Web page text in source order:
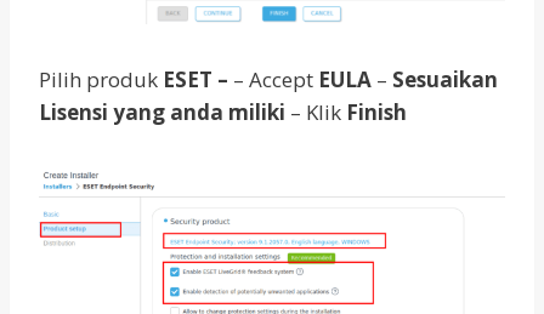
Pilih produk ESET – – Accept EULA – Sesuaikan
Lisensi yang anda miliki – Klik Finish